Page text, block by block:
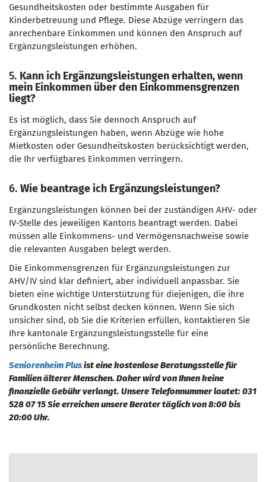
Gesundheitskosten oder bestimmte Ausgaben für
Kinderbetreuung und Pflege. Diese Abzüge verringern das
anrechenbare Einkommen und können den Anspruch auf
Ergänzungsleistungen erhöhen.
5. Kann ich Ergänzungsleistungen erhalten, wenn
mein Einkommen über den Einkommensgrenzen
liegt?
Es ist möglich, dass Sie dennoch Anspruch auf
Ergänzungsleistungen haben, wenn Abzüge wie hohe
Mietkosten oder Gesundheitskosten berücksichtigt werden,
die Ihr verfügbares Einkommen verringern.
6. Wie beantrage ich Ergänzungsleistungen?
Ergänzungsleistungen können bei der zuständigen AHV- oder
IV-Stelle des jeweiligen Kantons beantragt werden. Dabei
müssen alle Einkommens- und Vermögensnachweise sowie
die relevanten Ausgaben belegt werden.
Die Einkommensgrenzen für Ergänzungsleistungen zur
AHV/IV sind klar definiert, aber individuell anpassbar. Sie
bieten eine wichtige Unterstützung für diejenigen, die ihre
Grundkosten nicht selbst decken können. Wenn Sie sich
unsicher sind, ob Sie die Kriterien erfüllen, kontaktieren Sie
Ihre kantonale Ergänzungsleistungsstelle für eine
persönliche Berechnung.
Seniorenheim Plusist eine kostenlose Beratungsstelle für
Familien älterer Menschen. Daher wird von Ihnen keine
finanzielle Gebühr verlangt. Unsere Telefonnummer lautet: 031
528 07 15 Sie erreichen unsere Berater täglich von 8:00 bis
20:00 Uhr.